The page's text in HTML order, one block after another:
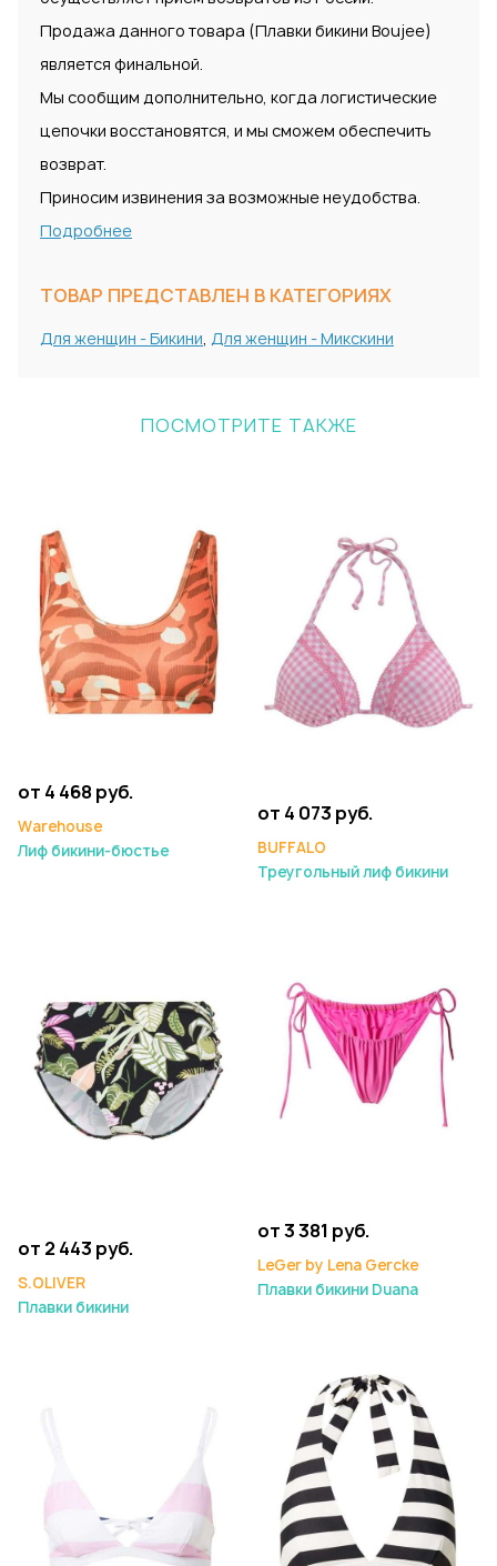
Продажа данного товара (Плавки бикини Boujee)
является финальной.
Мы сообщим дополнительно, когда логистические
цепочки восстановятся, и мы сможем обеспечить
возврат.
Приносим извинения за возможные неудобства.
Подробнее
ТОВАР ПРЕДСТАВЛЕН В КАТЕГОРИЯХ
Для женщин - Бикини, Для женщин - Микскини
ПОСМОТРИТЕ ТАКЖЕ
от 4 468 руб.
Warehouse
Лиф бикини-бюстье
от 4 073 руб.
BUFFALO
Треугольный лиф бикини
от 2 443 руб.
S.OLIVER
Плавки бикини
от 3 381 руб.
LeGer by Lena Gercke
Плавки бикини Duana